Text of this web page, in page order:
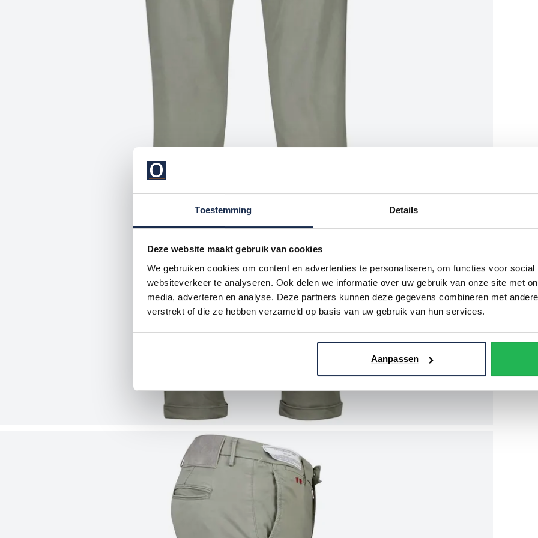
Toestemming Details
Deze website maakt gebruik van cookies
We gebruiken cookies om content en advertenties te personaliseren, om functies voor
websiteverkeer te analyseren. Ook delen we informatie over uw gebruik van onze site met
media, adverteren en analyse. Deze partners kunnen deze gegevens combineren met
verstrekt of die ze hebben verzameld op basis van uw gebruik van hun services.
Aanpassen